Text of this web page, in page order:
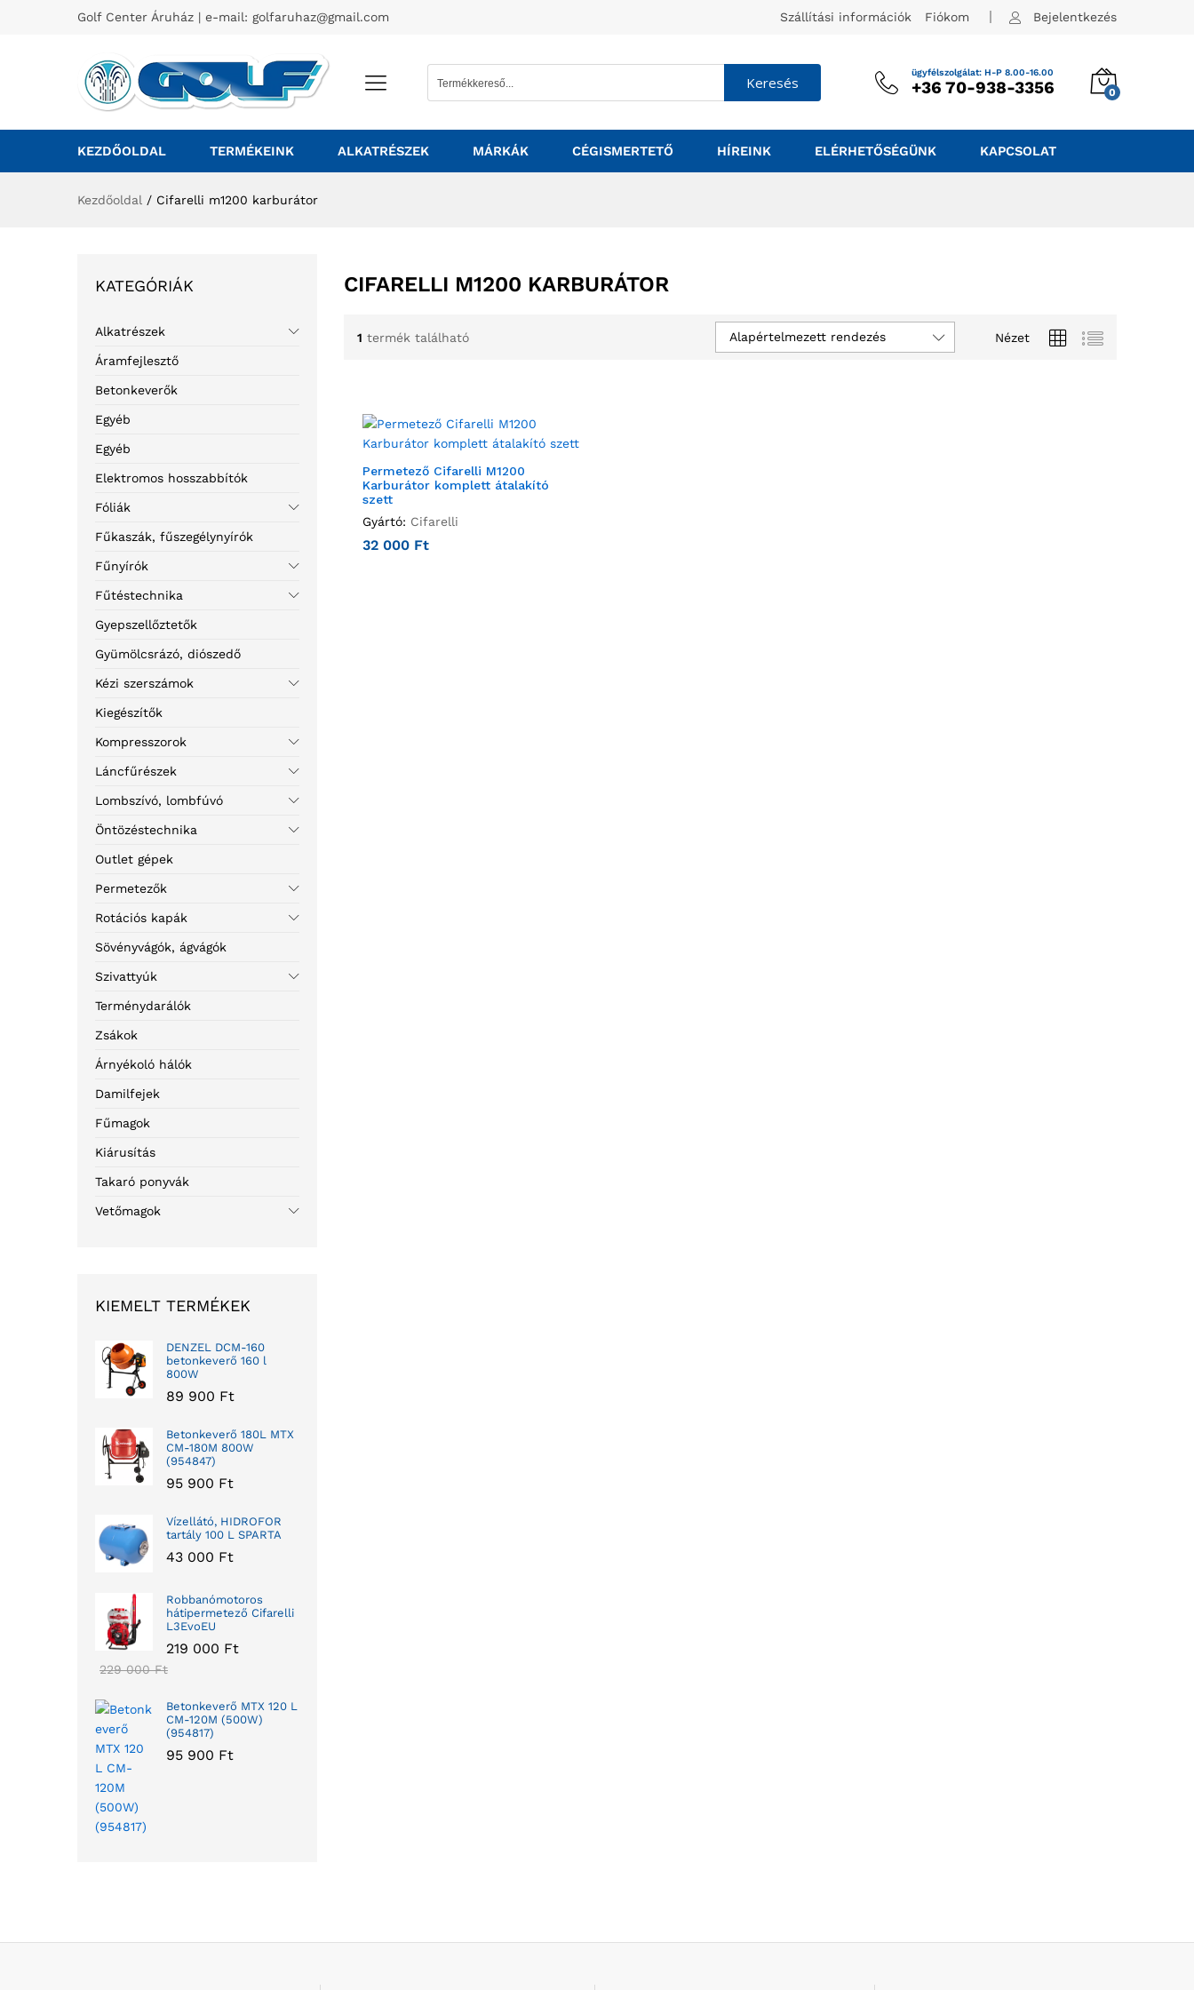
Golf Center Áruház | e-mail: golfaruhaz@gmail.com Szállítási információk Fiókom Bejelentkezés
Keresés
ügyfélszolgálat: H-P 8.00-16.00
+36 70-938-3356 0
KEZDŐOLDAL TERMÉKEINK ALKATRÉSZEK MÁRKÁK CÉGISMERTETŐ HÍREINK ELÉRHETŐSÉGÜNK KAPCSOLAT
Kezdőoldal / Cifarelli m1200 karburátor
CIFARELLI M1200 KARBURÁTOR
1 termék található Nézet
Alapértelmezett rendezés
Permetező Cifarelli M1200
Karburátor komplett átalakító
szett
Gyártó: Cifarelli
32 000 Ft
KATEGÓRIÁK
Alkatrészek
Áramfejlesztő
Betonkeverők
Egyéb
Egyéb
Elektromos hosszabbítók
Fóliák
Fűkaszák, fűszegélynyírók
Fűnyírók
Fűtéstechnika
Gyepszellőztetők
Gyümölcsrázó, diószedő
Kézi szerszámok
Kiegészítők
Kompresszorok
Láncfűrészek
Lombszívó, lombfúvó
Öntözéstechnika
Outlet gépek
Permetezők
Rotációs kapák
Sövényvágók, ágvágók
Szivattyúk
Terménydarálók
Zsákok
Árnyékoló hálók
Damilfejek
Fűmagok
Kiárusítás
Takaró ponyvák
Vetőmagok
KIEMELT TERMÉKEK
DENZEL DCM-160
betonkeverő 160 l
800W
89 900 Ft
Betonkeverő 180L MTX
CM-180M 800W
(954847)
95 900 Ft
Vízellátó, HIDROFOR
tartály 100 L SPARTA
43 000 Ft
Robbanómotoros
hátipermetező Cifarelli
L3EvoEU
219 000 Ft
229 000Ft
Betonkeverő MTX 120 L
CM-120M (500W)
(954817)
95 900 Ft